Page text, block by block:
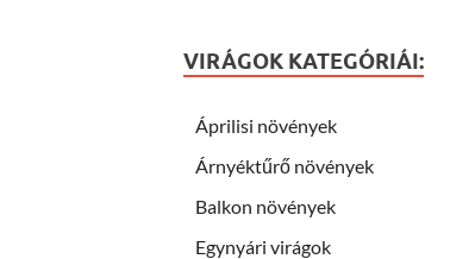
VIRÁGOK KATEGÓRIÁI:
Áprilisi növények
Árnyéktűrő növények
Balkon növények
Egynyári virágok